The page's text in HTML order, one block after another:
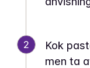
2
Kok
men ta